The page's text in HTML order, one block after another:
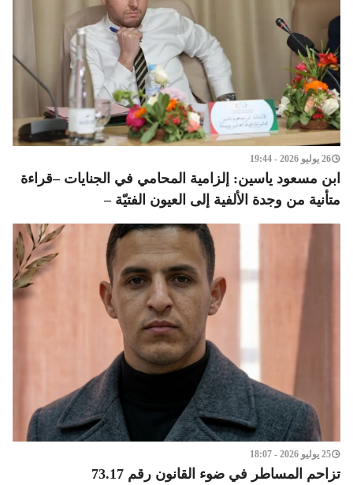
26 يوليو 2026 - 19:44
ابن مسعود ياسين: إلزامية المحامي في الجنايات –قراءة
متأنية من وجدة الألفية إلى العيون الفتيّة –
25 يوليو 2026 - 18:07
تزاحم المساطر في ضوء القانون رقم 73.17